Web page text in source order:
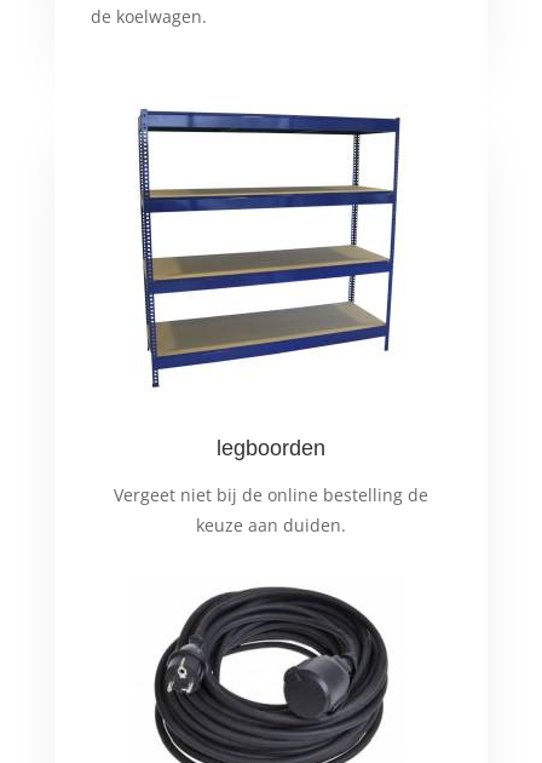
de koelwagen.
legboorden
Vergeet niet bij de online bestelling de
keuze aan duiden.